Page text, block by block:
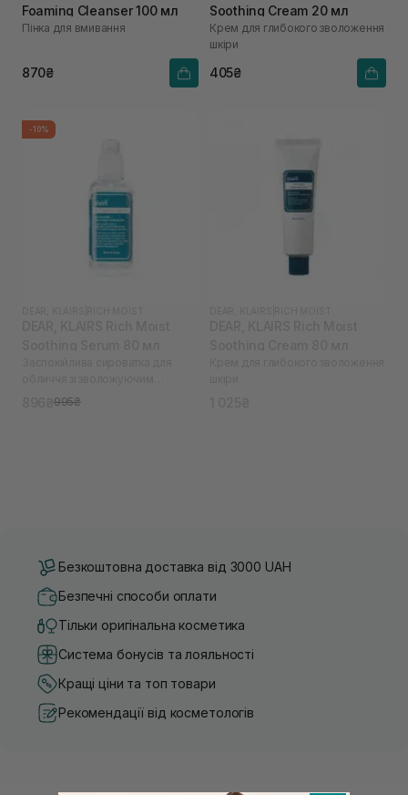
Foaming Cleanser 100 мл
Пінка для вмивання
870₴
Soothing Cream 20 мл
Крем для глибокого зволоження
шкіри
405₴
-10%
ефектом995₴
Безкоштовна доставка від 3000 UAH
Безпечні способи оплати
Тільки оригінальна косметика
Система бонусів та лояльності
Кращі ціни та топ товари
Рекомендації від косметологів